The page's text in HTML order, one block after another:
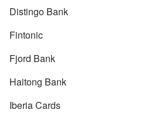
Distingo Bank
Fintonic
Fjord Bank
Haitong Bank
Iberia Cards